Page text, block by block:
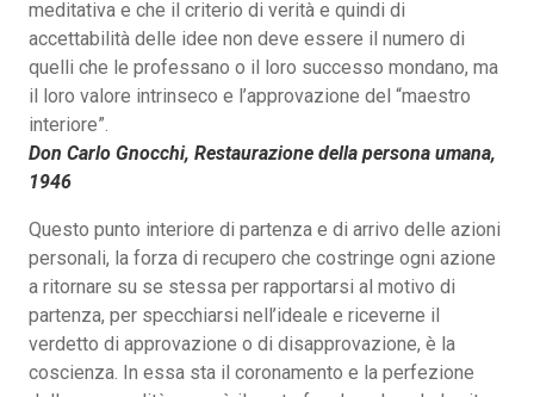
meditativa e che il criterio di verità e quindi di
accettabilità delle idee non deve essere il numero di
quelli che le professano o il loro successo mondano, ma
il loro valore intrinseco e l’approvazione del “maestro
interiore”.
Don Carlo Gnocchi, Restaurazione della persona umana,
1946
Questo punto interiore di partenza e di arrivo delle azioni
personali, la forza di recupero che costringe ogni azione
a ritornare su se stessa per rapportarsi al motivo di
partenza, per specchiarsi nell’ideale e riceverne il
verdetto di approvazione o di disapprovazione, è la
coscienza. In essa sta il coronamento e la perfezione